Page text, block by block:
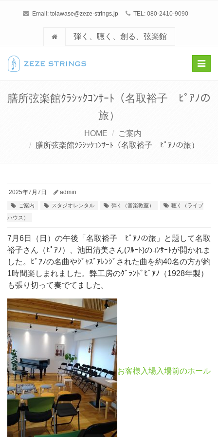
Email: toiawase@zeze-strings.jp TEL: 080-2410-9090
弾く、聴く、創る、弦楽館
膳所弦楽館ｸﾗｼｯｸｺﾝｻｰﾄ（名取裕子 ﾋﾟｱﾉの
旅）
HOME
ご案内
膳所弦楽館ｸﾗｼｯｸｺﾝｻｰﾄ（名取裕子 ﾋﾟｱﾉの旅）
2025年7月7日 admin
ご案内 スタジオレンタル 弾く（音楽教室） 聴く（ライブ
ハウス）
7月6日（日）の午後「名取裕子 ﾋﾟｱﾉの旅」と題して名取
裕子さん（ﾋﾟｱﾉ）、池田清美さん(ﾌﾙｰﾄ)のｺﾝｻｰﾄが開かれま
した。ﾋﾟｱﾉの名曲やｼﾞｬｽﾞｱﾚﾝｼﾞされた曲を約40名の方が約
1時間楽しまれました。弊工房のｸﾞﾗﾝﾄﾞﾋﾟｱﾉ（1928年製）
も張り切って奏でてました。
お客様入場入場前のホール